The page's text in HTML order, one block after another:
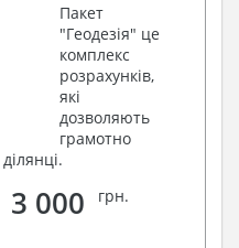
Пакет
"Геодезія" це
комплекс
розрахунків,
які
дозволяють
грамотно
3 000 грн.